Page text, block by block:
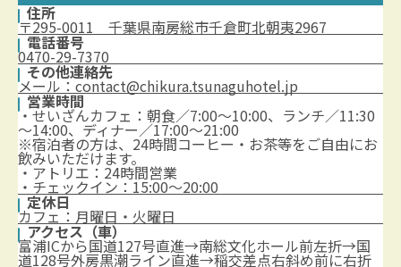
住所
〒295-0011 千葉県南房総市千倉町北朝夷2967
電話番号
0470-29-7370
その他連絡先
メール：contact@chikura.tsunaguhotel.jp
営業時間
・せいざんカフェ：朝食／7:00～10:00、ランチ／11:30
～14:00、ディナー／17:00～21:00
※宿泊者の方は、24時間コーヒー・お茶等をご自由にお
飲みいただけます。
・アトリエ：24時間営業
・チェックイン：15:00～20:00
定休日
カフェ：月曜日・火曜日
アクセス（車）
富浦ICから国道127号直進→南総文化ホール前左折→国
道128号外房黒潮ライン直進→稲交差点右斜め前に右折